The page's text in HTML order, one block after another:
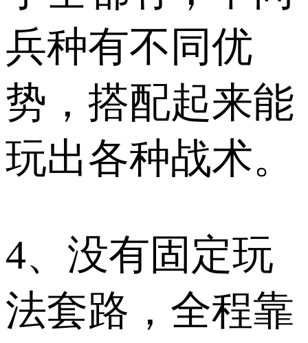
兵种有不同优
势，搭配起来能
玩出各种战术。
4、没有固定玩
法套路，全程靠